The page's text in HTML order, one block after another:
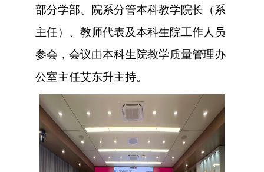
部分学部、院系分管本科教学院长（系
主任）、教师代表及本科生院工作人员
参会，会议由本科生院教学质量管理办
公室主任艾东升主持。